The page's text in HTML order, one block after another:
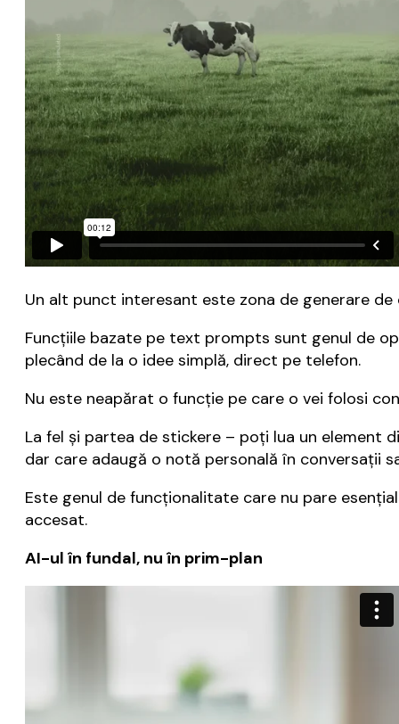
Un alt punct interesant este zona de generare de
Funcțiile bazate pe text prompts sunt genul de
plecând de la o idee simplă, direct pe telefon.
Nu este neapărat o funcție pe care o vei folosi
La fel și partea de stickere – poți lua un
dar care adaugă o notă personală în conversații
Este genul de funcționalitate care nu pare
accesat.
AI-ul în fundal, nu în prim-plan